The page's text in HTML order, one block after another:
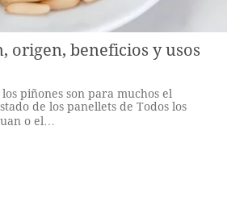
origen, beneficios y usos
piñones son para muchos el
de los panellets de Todos los
o el…